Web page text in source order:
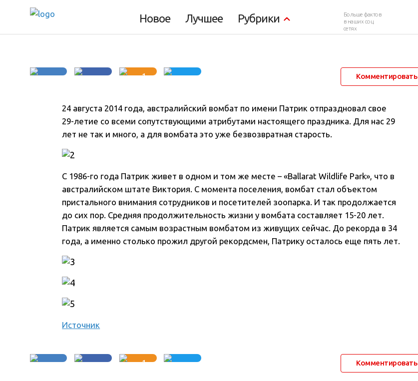
Новое Лучшее Рубрики
Больше фактов
в наших соц.
сетях
1 Комментировать
24 августа 2014 года, австралийский вомбат по имени Патрик отпраздновал свое
29-летие со всеми сопутствующими атрибутами настоящего праздника. Для нас 29
лет не так и много, а для вомбата это уже безвозвратная старость.
С 1986-го года Патрик живет в одном и том же месте – «Ballarat Wildlife Park», что в
австралийском штате Виктория. С момента поселения, вомбат стал объектом
пристального внимания сотрудников и посетителей зоопарка. И так продолжается
до сих пор. Средняя продолжительность жизни у вомбата составляет 15-20 лет.
Патрик является самым возрастным вомбатом из живущих сейчас. До рекорда в 34
года, а именно столько прожил другой рекордсмен, Патрику осталось еще пять лет.
Источник
1 Комментировать